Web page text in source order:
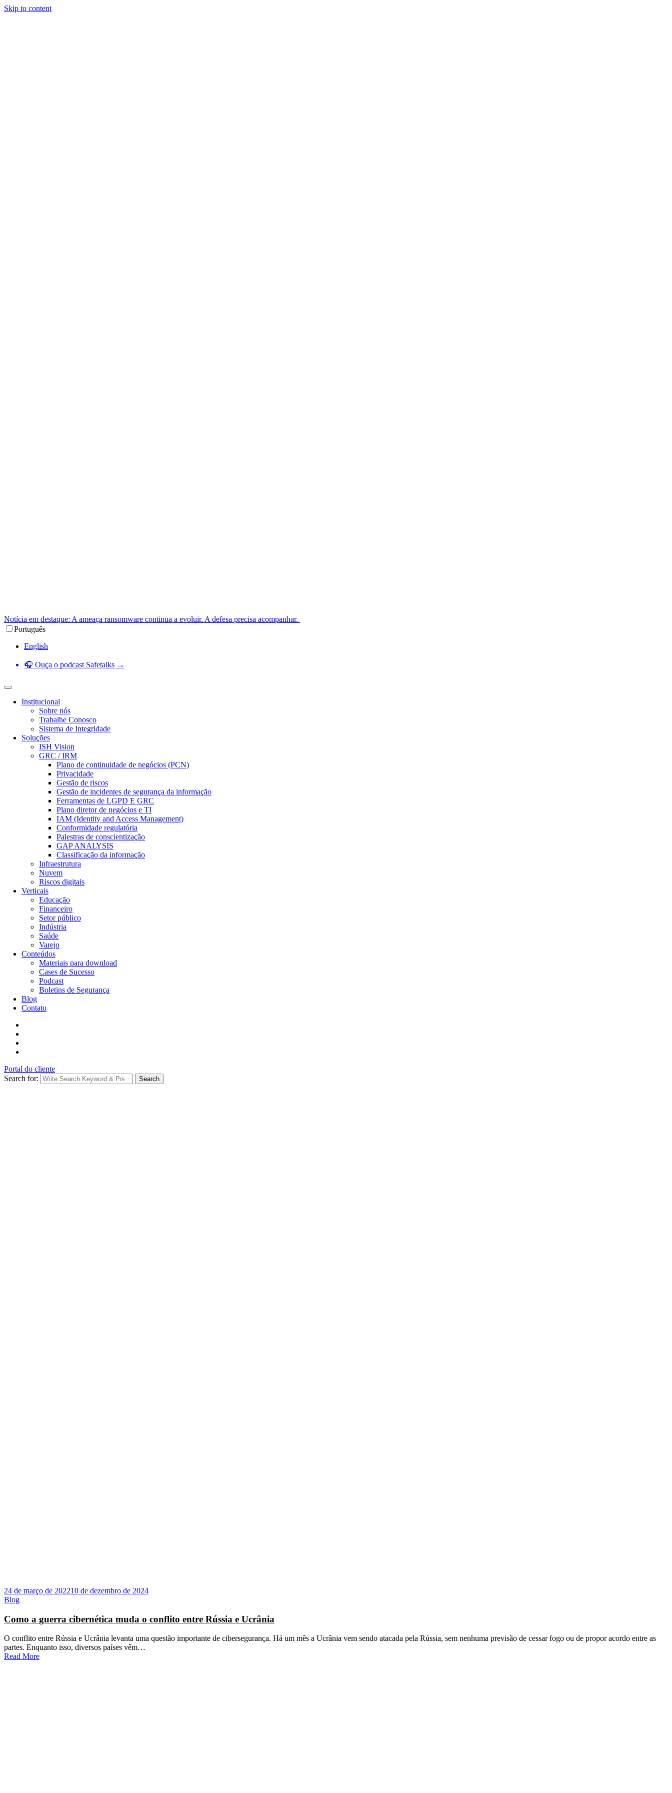
Skip to content
Notícia em destaque: A ameaça ransomware continua a evoluir. A defesa precisa acompanhar.
Português
English
🎧 Ouça o podcast Safetalks →
Institucional
Sobre nós
Trabalhe Conosco
Sistema de Integridade
Soluções
ISH Vision
GRC / IRM
Plano de continuidade de negócios (PCN)
Privacidade
Gestão de riscos
Gestão de incidentes de segurança da informação
Ferramentas de LGPD E GRC
Plano diretor de negócios e TI
IAM (Identity and Access Management)
Conformidade regulatória
Palestras de conscientização
GAP ANALYSIS
Classificação da informação
Infraestrutura
Nuvem
Riscos digitais
Verticais
Educação
Financeiro
Setor público
Indústria
Saúde
Varejo
Conteúdos
Materiais para download
Cases de Sucesso
Podcast
Boletins de Segurança
Blog
Contato
Portal do cliente
Search for:
Search
24 de março de 202210 de dezembro de 2024
Blog
Como a guerra cibernética muda o conflito entre Rússia e Ucrânia
O conflito entre Rússia e Ucrânia levanta uma questão importante de cibersegurança. Há um mês a Ucrânia vem sendo atacada pela Rússia, sem nenhuma previsão de cessar fogo ou de propor acordo entre as
partes. Enquanto isso, diversos países vêm…
Read More